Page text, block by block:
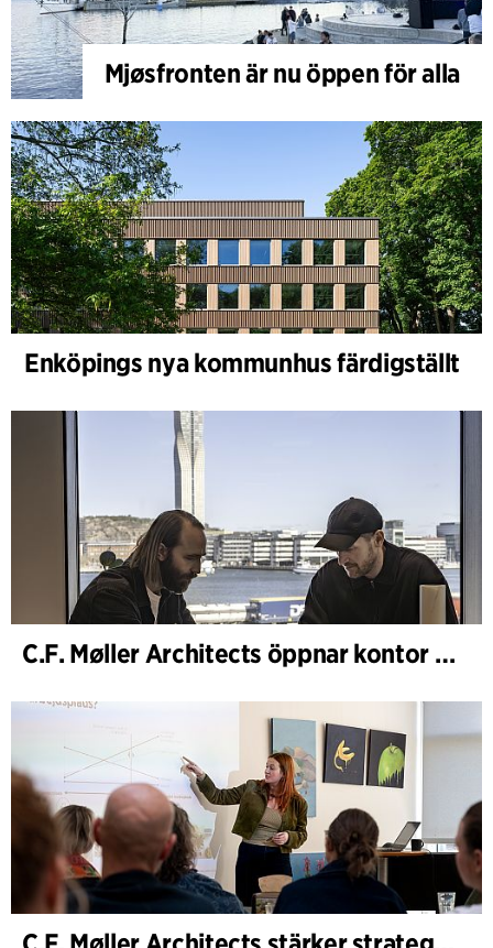
Mjøsfronten är nu öppen för alla
Enköpings nya kommunhus färdigställt
C.F. Møller Architects öppnar kontor i Göteborg